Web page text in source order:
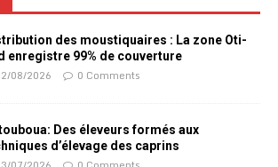
des moustiquaires : La zone Oti-
enregistre 99% de couverture
08/2026 0 Comments
Des éleveurs formés aux
d’élevage des caprins